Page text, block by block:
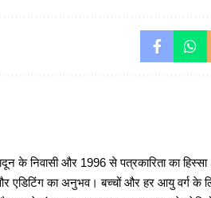
के निवासी और 1996 से पत्रकारिता का
और एडिटिंग का अनुभव। बच्चों और हर आयु वर्ग